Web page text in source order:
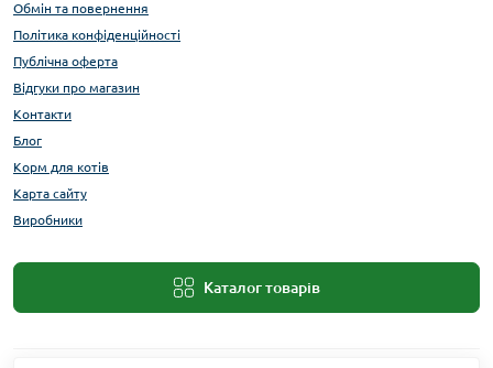
Обмін та повернення
Політика конфіденційності
Публічна оферта
Відгуки про магазин
Контакти
Блог
Корм для котів
Карта сайту
Виробники
Каталог товарів